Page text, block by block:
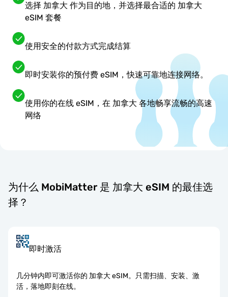
选择 加拿大 作为目的地，并选择最合适的 加拿大
eSIM 套餐
使用安全的付款方式完成结算
即时安装你的预付费 eSIM，快速可靠地连接网络。
使用你的在线 eSIM，在 加拿大 各地畅享流畅的高速
网络
为什么 MobiMatter 是 加拿大 eSIM 的最佳选
择？
即时激活
几分钟内即可激活你的 加拿大 eSIM。只需扫描、安装、激
活，落地即刻在线。